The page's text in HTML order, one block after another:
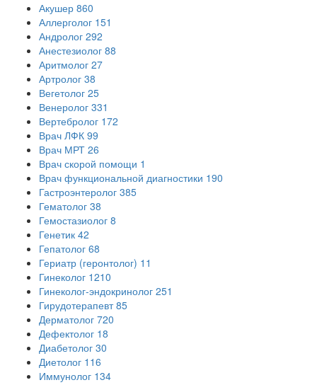
Акушер 860
Аллерголог 151
Андролог 292
Анестезиолог 88
Аритмолог 27
Артролог 38
Вегетолог 25
Венеролог 331
Вертебролог 172
Врач ЛФК 99
Врач МРТ 26
Врач скорой помощи 1
Врач функциональной диагностики 190
Гастроэнтеролог 385
Гематолог 38
Гемостазиолог 8
Генетик 42
Гепатолог 68
Гериатр (геронтолог) 11
Гинеколог 1210
Гинеколог-эндокринолог 251
Гирудотерапевт 85
Дерматолог 720
Дефектолог 18
Диабетолог 30
Диетолог 116
Иммунолог 134